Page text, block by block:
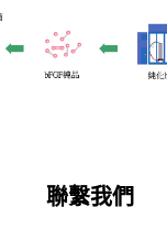
聯繫我們